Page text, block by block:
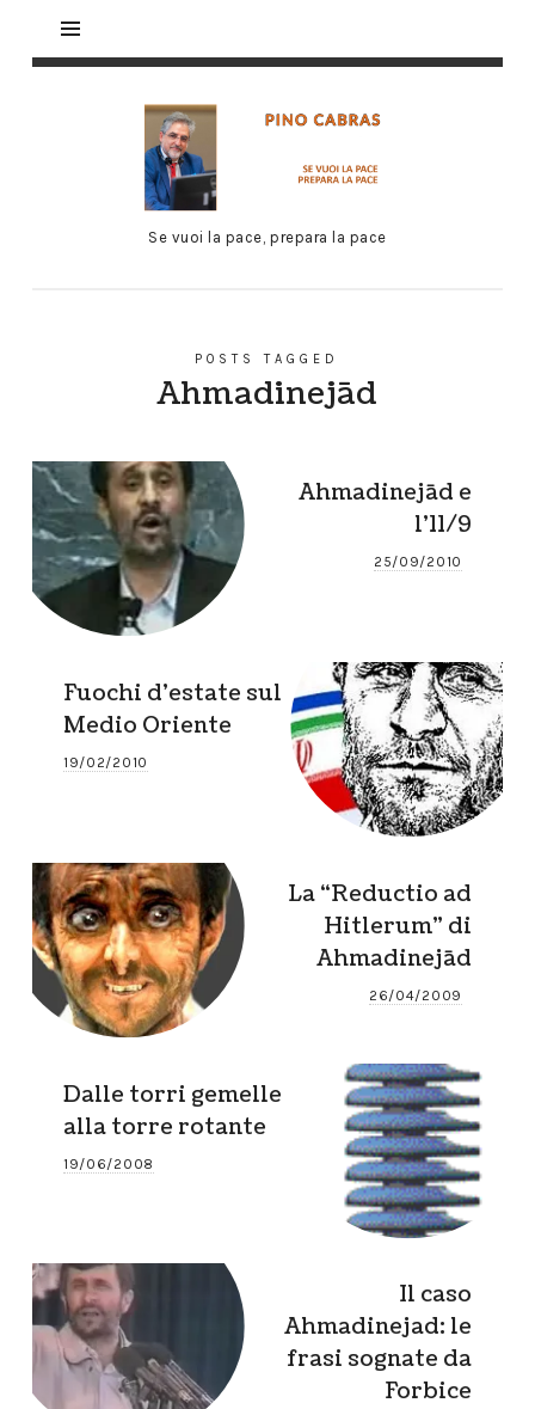
Se vuoi la pace, prepara la pace
POSTS TAGGED
Ahmadinejād
Ahmadinejād e
l’11/9
25/09/2010
Fuochi d’estate sul
Medio Oriente
19/02/2010
La “Reductio ad
Hitlerum” di
Ahmadinejād
26/04/2009
Dalle torri gemelle
alla torre rotante
19/06/2008
Il caso
Ahmadinejad: le
frasi sognate da
Forbice